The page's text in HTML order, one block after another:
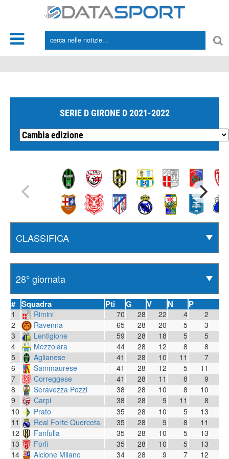
SERIE D GIRONE D 2021-2022
# Squadra Pti G V N P
1 Rimini 70 28 22 4
2
2
Ravenna 65 28 20 5
3
3
Lentigione 59 28 18 5
5
4
Mezzolara 44 28 12 8
8
5
Aglianese 41 28 10 11
7
6
Sammaurese 41 28 12 5
11
7
Correggese 41 28 11 8
9
8
Seravezza Pozzi 38 28 10 8
10
9
Carpi 38 28 9 11
8
10
Prato 35 28 10 5
13
11
Real Forte Querceta 35 28 9 8
11
12
Fanfulla 35 28 10 5
13
13
Forlì 35 28 10 5
13
14
Alcione Milano 34 28 9 7
12